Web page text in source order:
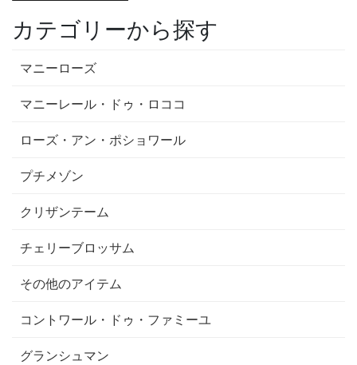
カテゴリーから探す
マニーローズ
マニーレール・ドゥ・ロココ
ローズ・アン・ポショワール
プチメゾン
クリザンテーム
チェリーブロッサム
その他のアイテム
コントワール・ドゥ・ファミーユ
グランシュマン